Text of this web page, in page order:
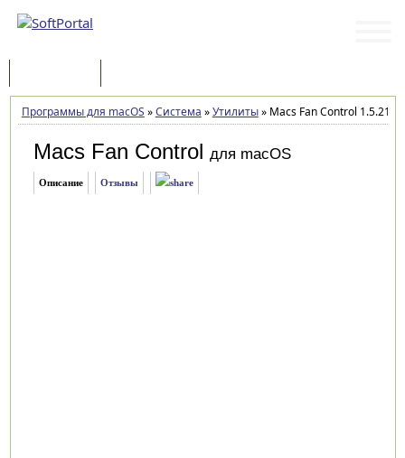
Программы для macOS »Система »Утилиты»Macs Fan Control 1.5.21
Macs Fan Control для macOS
Описание Отзывы